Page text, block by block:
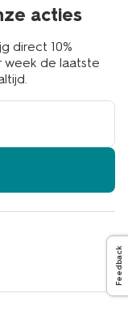
acties
direct 10%
week de laatste
Feedback